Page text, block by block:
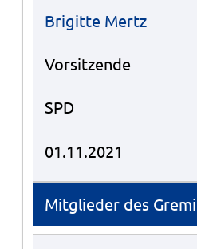
Brigitte Mertz
Vorsitzende
SPD
01.11.2021
Mitglieder des